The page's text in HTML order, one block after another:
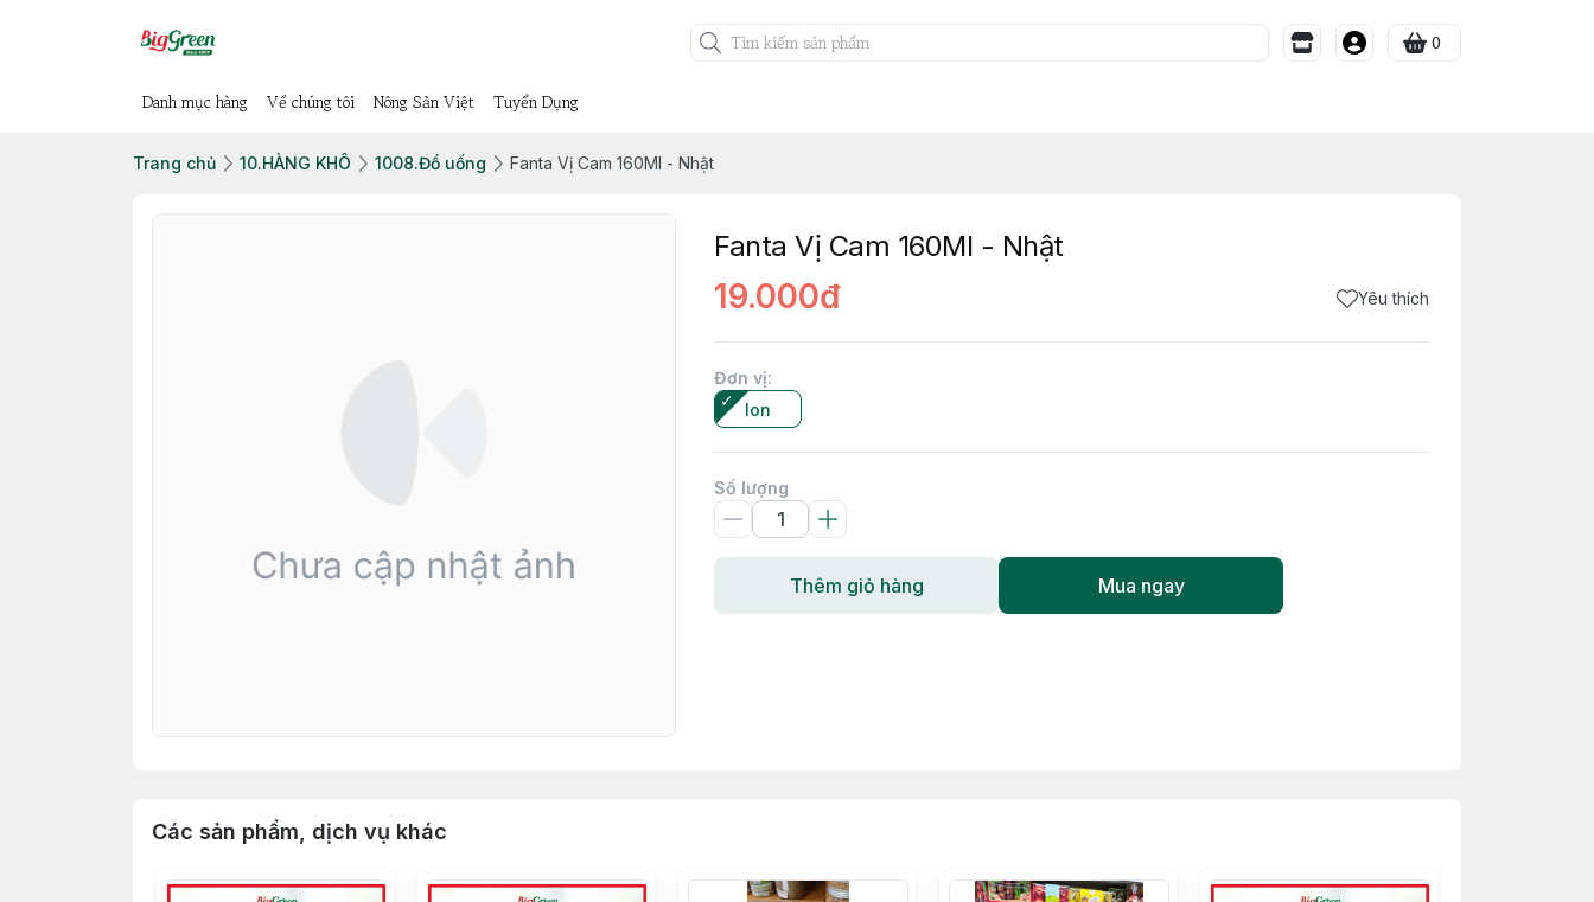
0
Danh mục hàng Về chúng tôi Nông Sản Việt Tuyển Dụng
Trang chủ 10.HÀNG KHÔ 1008.Đồ uống Fanta Vị Cam 160Ml - Nhật
Fanta Vị Cam 160Ml - Nhật
19.000đ Yêu thích
Đơn vị:
lon
Số lượng
Thêm giỏ hàng Mua ngay
Các sản phẩm, dịch vụ khác